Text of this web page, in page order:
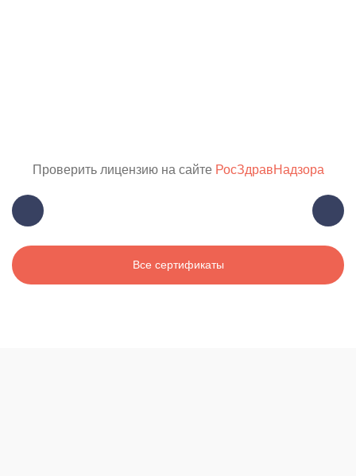
Все сертификаты
Проверить лицензию на сайте РосЗдравНадзора